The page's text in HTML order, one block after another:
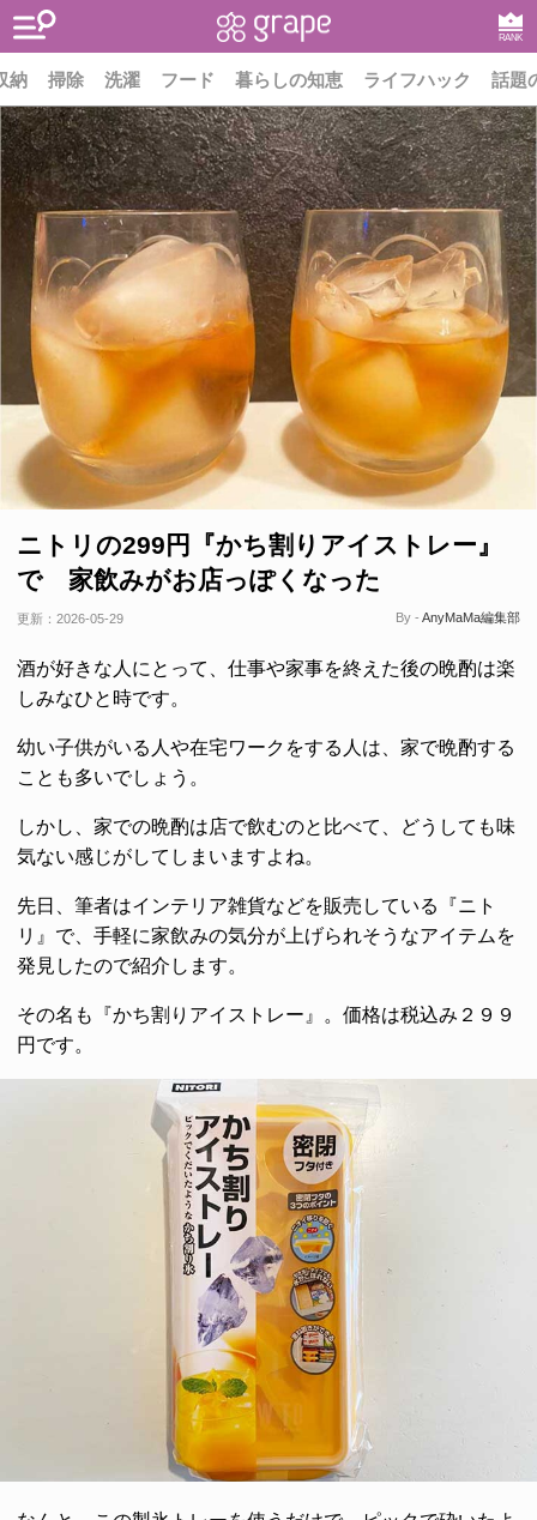
RANK
納 掃除 洗濯 フード 暮らしの知恵 ライフハック 話題
ニトリの299円『かち割りアイストレー』
で 家飲みがお店っぽくなった
更新： 2026-05-29 By - AnyMaMa編集部
酒が好きな人にとって、仕事や家事を終えた後の晩酌は楽
しみなひと時です。
幼い子供がいる人や在宅ワークをする人は、家で晩酌する
ことも多いでしょう。
しかし、家での晩酌は店で飲むのと比べて、どうしても味
気ない感じがしてしまいますよね。
先日、筆者はインテリア雑貨などを販売している『ニト
リ』で、手軽に家飲みの気分が上げられそうなアイテムを
発見したので紹介します。
その名も『かち割りアイストレー』。価格は税込み２９９
円です。